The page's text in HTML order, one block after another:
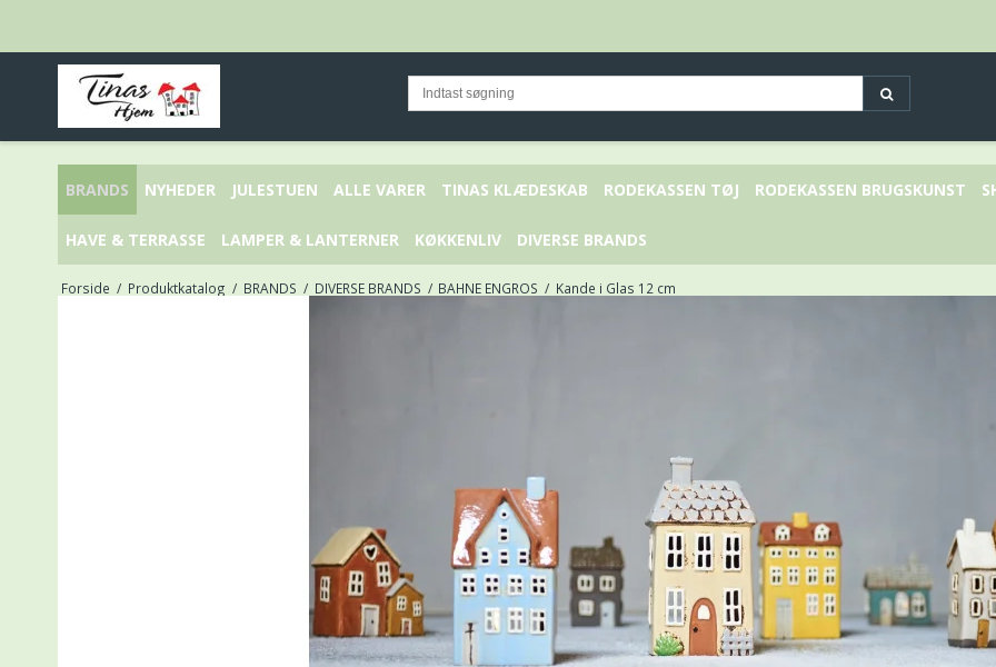
BRANDS NYHEDER JULESTUEN ALLE VARER TINAS KLÆDESKAB RODEKASSEN TØJ RODEKASSEN BRUGSKUNST
HAVE & TERRASSE LAMPER & LANTERNER KØKKENLIV DIVERSE BRANDS
Forside / Produktkatalog / BRANDS / DIVERSE BRANDS / BAHNE ENGROS / Kande i Glas 12 cm